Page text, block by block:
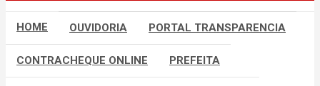
HOME OUVIDORIA PORTAL TRANSPARENCIA
CONTRACHEQUE ONLINE PREFEITA